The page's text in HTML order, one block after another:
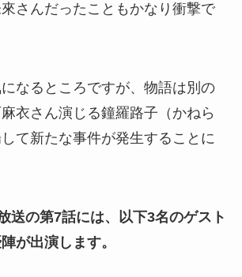
さんだったこともかなり衝撃で
なるところですが、物語は別の
衣さん演じる鐘羅路子（かねら
て新たな事件が発生することに
送の第7話には、以下3名のゲスト
が出演します。